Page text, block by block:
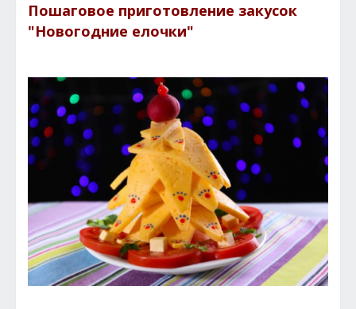
Пошаговое приготовление закусок
"Новогодние елочки"